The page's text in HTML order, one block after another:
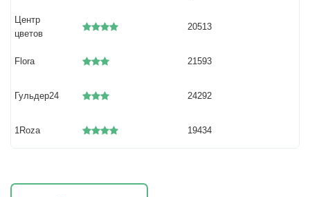
Центр
цветов
20513
Flora 21593
Гульдер24 24292
1Roza 19434